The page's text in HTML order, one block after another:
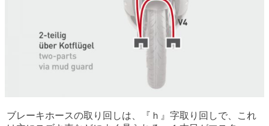
ブレーキホースの取り回しは、『ｈ』字取り回しで、これ